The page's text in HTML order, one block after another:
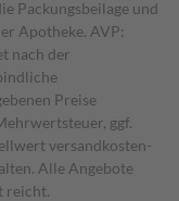
Packungsbeilage und
Apotheke. AVP:
nach der
Preise
ggf.
versand­kosten­
Alle Angebote
reicht.